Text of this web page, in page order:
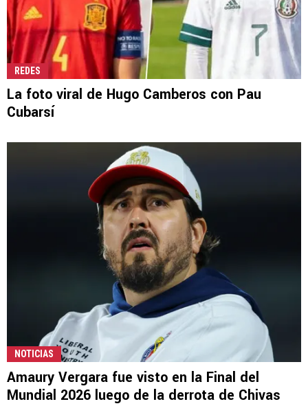
REDES
La foto viral de Hugo Camberos con Pau
Cubarsí
NOTICIAS
Amaury Vergara fue visto en la Final del
Mundial 2026 luego de la derrota de Chivas